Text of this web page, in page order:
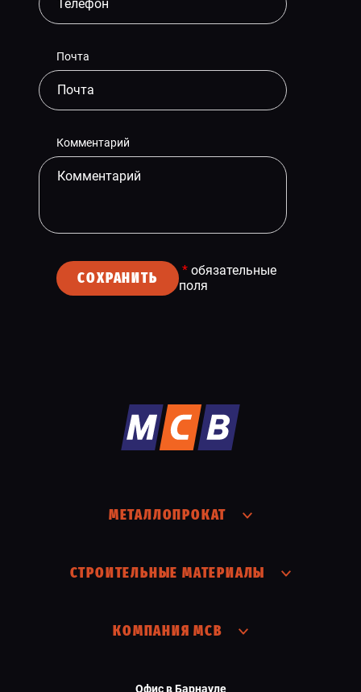
Почта
Комментарий
СОХРАНИТЬ * обязательные
поля
МЕТАЛЛОПРОКАТ
СТРОИТЕЛЬНЫЕ МАТЕРИАЛЫ
КОМПАНИЯ МСВ
Офис в Барнауле